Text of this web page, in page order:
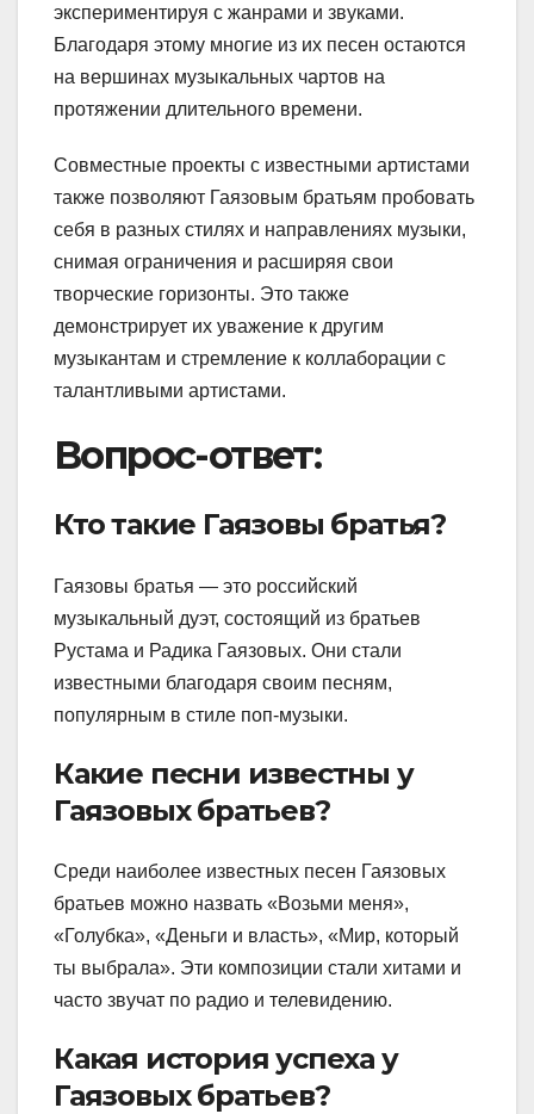
экспериментируя с жанрами и звуками.
Благодаря этому многие из их песен остаются
на вершинах музыкальных чартов на
протяжении длительного времени.
Совместные проекты с известными артистами
также позволяют Гаязовым братьям пробовать
себя в разных стилях и направлениях музыки,
снимая ограничения и расширяя свои
творческие горизонты. Это также
демонстрирует их уважение к другим
музыкантам и стремление к коллаборации с
талантливыми артистами.
Вопрос-ответ:
Кто такие Гаязовы братья?
Гаязовы братья — это российский
музыкальный дуэт, состоящий из братьев
Рустама и Радика Гаязовых. Они стали
известными благодаря своим песням,
популярным в стиле поп-музыки.
Какие песни известны у
Гаязовых братьев?
Среди наиболее известных песен Гаязовых
братьев можно назвать «Возьми меня»,
«Голубка», «Деньги и власть», «Мир, который
ты выбрала». Эти композиции стали хитами и
часто звучат по радио и телевидению.
Какая история успеха у
Гаязовых братьев?